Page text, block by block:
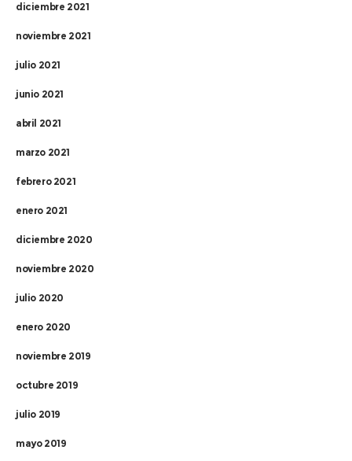
diciembre 2021
noviembre 2021
julio 2021
junio 2021
abril 2021
marzo 2021
febrero 2021
enero 2021
diciembre 2020
noviembre 2020
julio 2020
enero 2020
noviembre 2019
octubre 2019
julio 2019
mayo 2019